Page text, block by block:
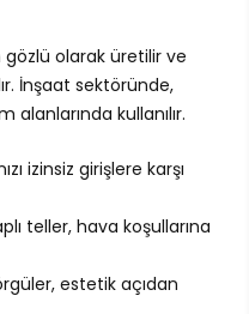
gözlü olarak üretilir ve
İnşaat sektöründe,
kullanılır.
izinsiz girişlere karşı
teller, hava koşullarına
estetik açıdan